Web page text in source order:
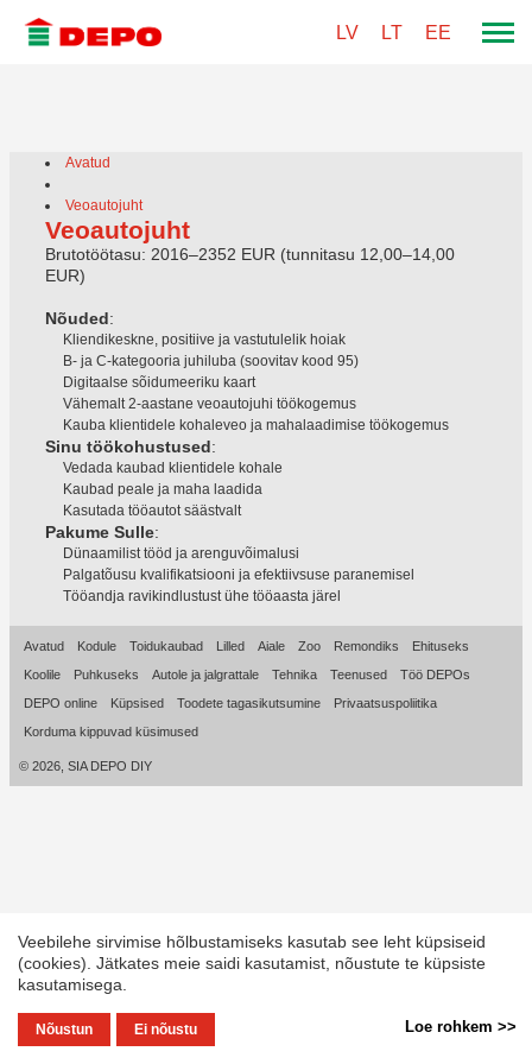
Veebilehe sirvimise hõlbustamiseks kasutab see leht küpsiseid
(cookies). Jätkates meie saidi kasutamist, nõustute te küpsiste
kasutamisega.
Nõustun Ei nõustu Loe rohkem >>
LV LT EE
Avatud
Veoautojuht
Veoautojuht
Brutotöötasu: 2016–2352 EUR (tunnitasu 12,00–14,00
EUR)
Nõuded:
Kliendikeskne, positiive ja vastutulelik hoiak
B- ja C-kategooria juhiluba (soovitav kood 95)
Digitaalse sõidumeeriku kaart
Vähemalt 2-aastane veoautojuhi töökogemus
Kauba klientidele kohaleveo ja mahalaadimise töökogemus
Sinu töökohustused:
Vedada kaubad klientidele kohale
Kaubad peale ja maha laadida
Kasutada tööautot säästvalt
Pakume Sulle:
Dünaamilist tööd ja arenguvõimalusi
Palgatõusu kvalifikatsiooni ja efektiivsuse paranemisel
Tööandja ravikindlustust ühe tööaasta järel
Avatud Kodule Toidukaubad Lilled Aiale Zoo Remondiks
Ehituseks
Koolile
Puhkuseks Autole ja jalgrattale Tehnika Teenused
Töö DEPOs
DEPO online
Küpsised Toodete tagasikutsumine
Privaatsuspoliitika
Korduma kippuvad küsimused
© 2026, SIA DEPO DIY